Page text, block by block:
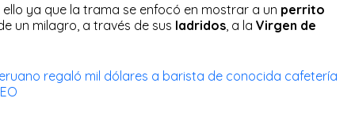
ya que la trama se enfocó en mostrar a un perrito
un milagro, a través de sus ladridos , a la Virgen de
peruano regaló mil dólares a barista de conocida cafetería